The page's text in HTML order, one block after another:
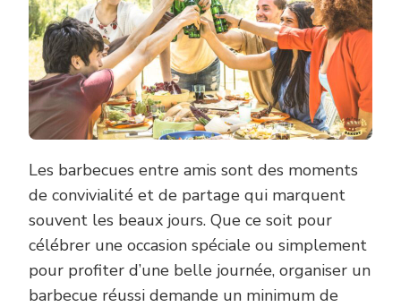
Les barbecues entre amis sont des moments
de convivialité et de partage qui marquent
souvent les beaux jours. Que ce soit pour
célébrer une occasion spéciale ou simplement
pour profiter d’une belle journée, organiser un
barbecue réussi demande un minimum de